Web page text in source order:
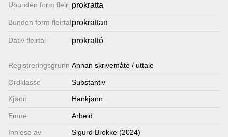
Ubunden form fleirtal
prokratta
Bunden form fleirtalprokrattan
Dativ fleirtal prokrattó
Registrerings­grunn Annan skrivemåte / uttale
Ordklasse Substantiv
Kjønn Hankjønn
Emne Arbeid
Innlese av Sigurd Brokke (2024)
oss